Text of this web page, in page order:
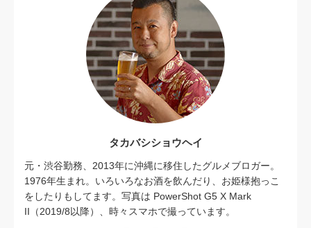
タカバシショウヘイ
元・渋谷勤務、2013年に沖縄に移住したグルメブロガー。
1976年生まれ。いろいろなお酒を飲んだり、お姫様抱っこ
をしたりもしてます。写真は PowerShot G5 X Mark
II（2019/8以降）、時々スマホで撮っています。